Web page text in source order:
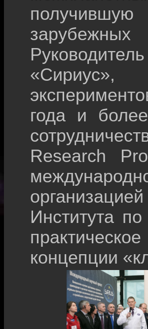
года и
Research
Института
концепции